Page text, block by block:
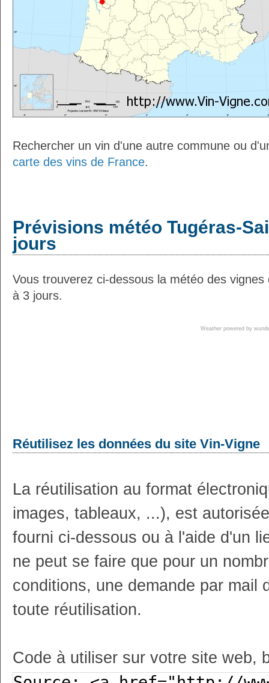
Rechercher un vin d'une autre commune ou
carte des vins de France.
Prévisions météo Tugéras-
jours
Vous trouverez ci-dessous la météo des
à 3 jours.
Weather powered by
Réutilisez les données du site Vin-Vigne
La réutilisation au format
images, tableaux, ...), est
fourni ci-dessous ou à l'aide d'un
ne peut se faire que pour un
conditions, une demande par mail
toute réutilisation.
Code à utiliser sur votre site web,